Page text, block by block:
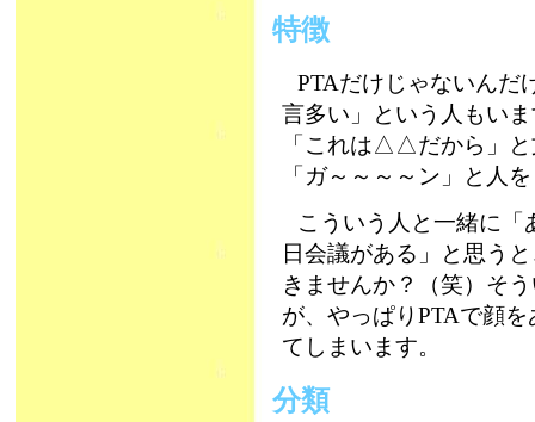
特徴
PTAだけじゃないんだ
言多い」という人もい
「これは△△だから」
「ガ～～～～ン」と人
こういう人と一緒に「
日会議がある」と思う
きませんか？（笑）そ
が、やっぱりPTAで顔
てしまいます。
分類